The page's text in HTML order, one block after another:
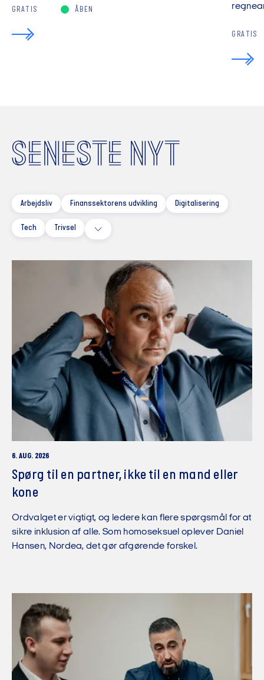
GRATIS ÅBEN
GRATIS
SENESTE NYT
Arbejdsliv Finanssektorens udvikling Digitalisering
Tech Trivsel
6. AUG. 2026
Spørg til en partner, ikke til en mand eller
kone
Ordvalget er vigtigt, og ledere kan flere spørgsmål for at
sikre inklusion af alle. Som homoseksuel oplever Daniel
Hansen, Nordea, det gør afgørende forskel.